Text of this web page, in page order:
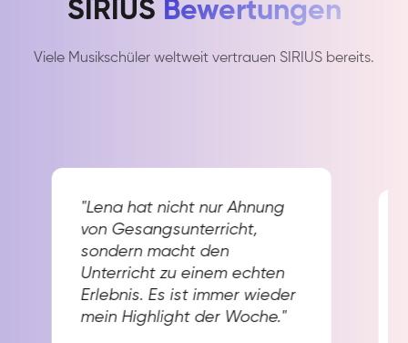
SIRIUS Bewertungen
Viele Musikschüler weltweit vertrauen SIRIUS bereits.
"Lena hat nicht nur Ahnung
von Gesangsunterricht,
sondern macht den
Unterricht zu einem echten
Erlebnis. Es ist immer wieder
mein Highlight der Woche."